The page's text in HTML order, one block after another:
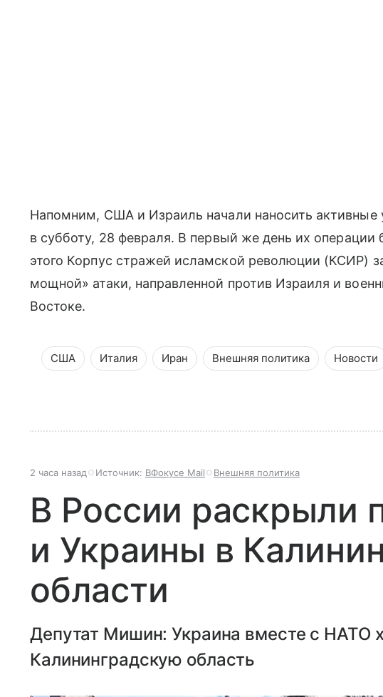
Напомним, США и Израиль начали наносить активные
в субботу, 28 февраля. В первый же день их операции
этого Корпус стражей исламской революции (КСИР)
мощной» атаки, направленной против Израиля и
Востоке.
США Италия Иран Внешняя политика Новости
2 часа назад Источник: ВФокусе Mail Внешняя политика
В России раскрыли
и Украины в
области
Депутат Мишин: Украина вместе с НАТО
Калининградскую область